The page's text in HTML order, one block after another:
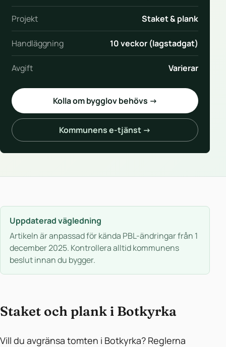
Projekt Staket & plank
Handläggning 10 veckor (lagstadgat)
Avgift Varierar
Kolla om bygglov behövs →
Kommunens e-tjänst →
Uppdaterad vägledning
Artikeln är anpassad för kända PBL-ändringar från 1
december 2025. Kontrollera alltid kommunens
beslut innan du bygger.
Staket och plank i Botkyrka
Vill du avgränsa tomten i Botkyrka? Reglerna